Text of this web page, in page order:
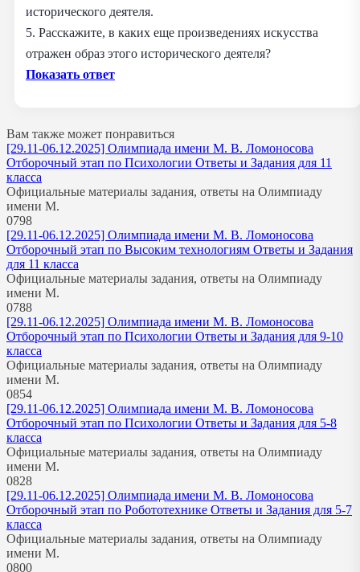
исторического деятеля.
5. Расскажите, в каких еще произведениях искусства
отражен образ этого исторического деятеля?
Показать ответ
Вам также может понравиться
[29.11-06.12.2025] Олимпиада имени М. В. Ломоносова
Отборочный этап по Психологии Ответы и Задания для 11
класса
Официальные материалы задания, ответы на Олимпиаду
имени М.
0798
[29.11-06.12.2025] Олимпиада имени М. В. Ломоносова
Отборочный этап по Высоким технологиям Ответы и Задания
для 11 класса
Официальные материалы задания, ответы на Олимпиаду
имени М.
0788
[29.11-06.12.2025] Олимпиада имени М. В. Ломоносова
Отборочный этап по Психологии Ответы и Задания для 9-10
класса
Официальные материалы задания, ответы на Олимпиаду
имени М.
0854
[29.11-06.12.2025] Олимпиада имени М. В. Ломоносова
Отборочный этап по Психологии Ответы и Задания для 5-8
класса
Официальные материалы задания, ответы на Олимпиаду
имени М.
0828
[29.11-06.12.2025] Олимпиада имени М. В. Ломоносова
Отборочный этап по Робототехнике Ответы и Задания для 5-7
класса
Официальные материалы задания, ответы на Олимпиаду
имени М.
0800